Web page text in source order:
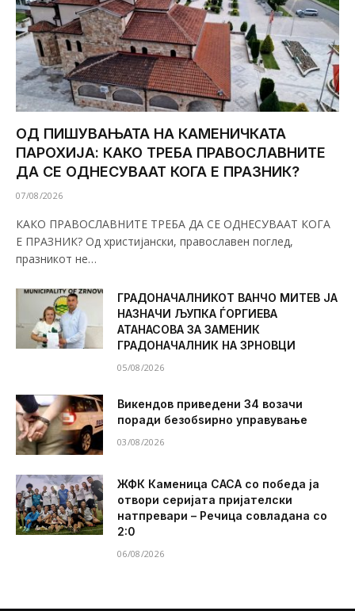
ОД ПИШУВАЊАТА НА КАМЕНИЧКАТА
ПАРОХИЈА: КАКО ТРЕБА ПРАВОСЛАВНИТЕ
ДА СЕ ОДНЕСУВААТ КОГА Е ПРАЗНИК?
07/08/2026
КАКО ПРАВОСЛАВНИТЕ ТРЕБА ДА СЕ ОДНЕСУВААТ КОГА
Е ПРАЗНИК? Од христијански, православен поглед,
празникот не…
ГРАДОНАЧАЛНИКОТ ВАНЧО МИТЕВ ЈА
НАЗНАЧИ ЉУПКА ЃОРГИЕВА
АТАНАСОВА ЗА ЗАМЕНИК
ГРАДОНАЧАЛНИК НА ЗРНОВЦИ
05/08/2026
Викендов приведени 34 возачи
поради безобѕирно управување
03/08/2026
ЖФК Каменица САСА со победа ја
отвори серијата пријателски
натпревари – Речица совладана со
2:0
06/08/2026